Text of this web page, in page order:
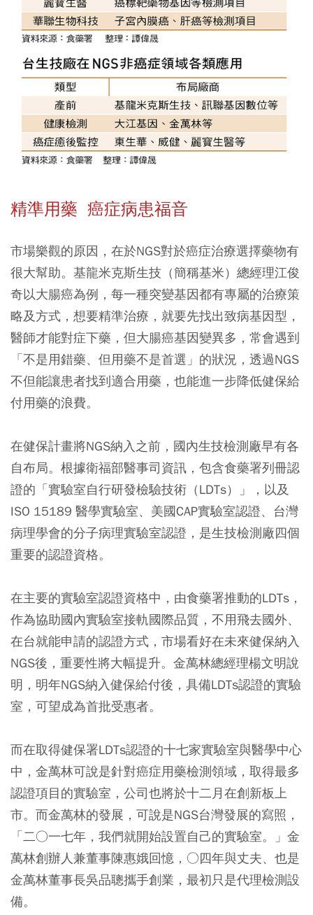
精準用藥 癌症病患福音
市場樂觀的原因，在於NGS對於癌症治療選擇藥物有
很大幫助。基龍米克斯生技（簡稱基米）總經理江俊
奇以大腸癌為例，每一種突變基因都有專屬的治療策
略及方式，想要精準治療，就要先找出致病基因型，
醫師才能對症下藥，但大腸癌基因變異多，常會遇到
「不是用錯藥、但用藥不是首選」的狀況，透過NGS
不但能讓患者找到適合用藥，也能進一步降低健保給
付用藥的浪費。
在健保計畫將NGS納入之前，國內生技檢測廠早有各
自布局。根據衛福部醫事司資訊，包含食藥署列冊認
證的「實驗室自行研發檢驗技術（LDTs）」，以及
ISO 15189 醫學實驗室、美國CAP實驗室認證、台灣
病理學會的分子病理實驗室認證，是生技檢測廠四個
重要的認證資格。
在主要的實驗室認證資格中，由食藥署推動的LDTs，
作為協助國內實驗室接軌國際品質，不用飛去國外、
在台就能申請的認證方式，市場看好在未來健保納入
NGS後，重要性將大幅提升。金萬林總經理楊文明說
明，明年NGS納入健保給付後，具備LDTs認證的實驗
室，可望成為首批受惠者。
而在取得健保署LDTs認證的十七家實驗室與醫學中心
中，金萬林可說是針對癌症用藥檢測領域，取得最多
認證項目的實驗室，公司也將於十二月在創新板上
市。而金萬林的發展，可說是NGS台灣發展的寫照，
「二○一七年，我們就開始設置自己的實驗室。」金
萬林創辦人兼董事陳惠娥回憶，○四年與丈夫、也是
金萬林董事長吳品聰攜手創業，最初只是代理檢測設
備。